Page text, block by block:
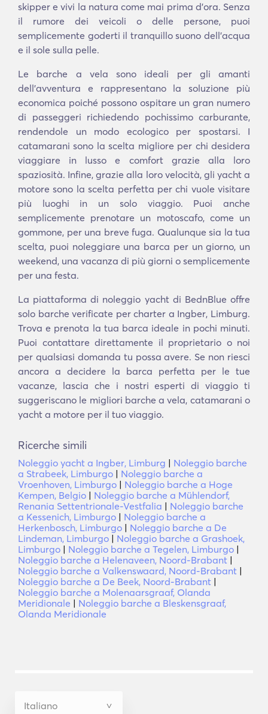
skipper e vivi la natura come mai prima d'ora. Senza
il rumore dei veicoli o delle persone, puoi
semplicemente goderti il tranquillo suono dell'acqua
e il sole sulla pelle.
Le barche a vela sono ideali per gli amanti
dell'avventura e rappresentano la soluzione più
economica poiché possono ospitare un gran numero
di passeggeri richiedendo pochissimo carburante,
rendendole un modo ecologico per spostarsi. I
catamarani sono la scelta migliore per chi desidera
viaggiare in lusso e comfort grazie alla loro
spaziosità. Infine, grazie alla loro velocità, gli yacht a
motore sono la scelta perfetta per chi vuole visitare
più luoghi in un solo viaggio. Puoi anche
semplicemente prenotare un motoscafo, come un
gommone, per una breve fuga. Qualunque sia la tua
scelta, puoi noleggiare una barca per un giorno, un
weekend, una vacanza di più giorni o semplicemente
per una festa.
La piattaforma di noleggio yacht di BednBlue offre
solo barche verificate per charter a Ingber, Limburg.
Trova e prenota la tua barca ideale in pochi minuti.
Puoi contattare direttamente il proprietario o noi
per qualsiasi domanda tu possa avere. Se non riesci
ancora a decidere la barca perfetta per le tue
vacanze, lascia che i nostri esperti di viaggio ti
suggeriscano le migliori barche a vela, catamarani o
yacht a motore per il tuo viaggio.
Ricerche simili
Noleggio yacht a Ingber, Limburg | Noleggio barche
a Strabeek, Limburgo | Noleggio barche a
Vroenhoven, Limburgo | Noleggio barche a Hoge
Kempen, Belgio | Noleggio barche a Mühlendorf,
Renania Settentrionale-Vestfalia | Noleggio barche
a Kessenich, Limburgo | Noleggio barche a
Herkenbosch, Limburgo | Noleggio barche a De
Lindeman, Limburgo | Noleggio barche a Grashoek,
Limburgo | Noleggio barche a Tegelen, Limburgo |
Noleggio barche a Helenaveen, Noord-Brabant |
Noleggio barche a Valkenswaard, Noord-Brabant |
Noleggio barche a De Beek, Noord-Brabant |
Noleggio barche a Molenaarsgraaf, Olanda
Meridionale | Noleggio barche a Bleskensgraaf,
Olanda Meridionale